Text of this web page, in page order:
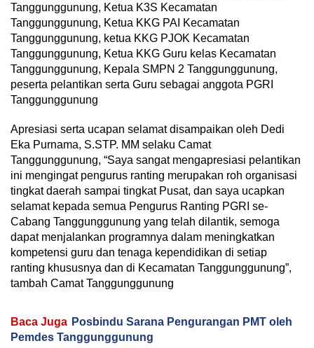
Tanggunggunung, Ketua K3S Kecamatan
Tanggunggunung, Ketua KKG PAI Kecamatan
Tanggunggunung, ketua KKG PJOK Kecamatan
Tanggunggunung, Ketua KKG Guru kelas Kecamatan
Tanggunggunung, Kepala SMPN 2 Tanggunggunung,
peserta pelantikan serta Guru sebagai anggota PGRI
Tanggunggunung
Apresiasi serta ucapan selamat disampaikan oleh Dedi
Eka Purnama, S.STP. MM selaku Camat
Tanggunggunung, “Saya sangat mengapresiasi pelantikan
ini mengingat pengurus ranting merupakan roh organisasi
tingkat daerah sampai tingkat Pusat, dan saya ucapkan
selamat kepada semua Pengurus Ranting PGRI se-
Cabang Tanggunggunung yang telah dilantik, semoga
dapat menjalankan programnya dalam meningkatkan
kompetensi guru dan tenaga kependidikan di setiap
ranting khususnya dan di Kecamatan Tanggunggunung”,
tambah Camat Tanggunggunung
Baca Juga Posbindu Sarana Pengurangan PMT oleh
Pemdes Tanggunggunung